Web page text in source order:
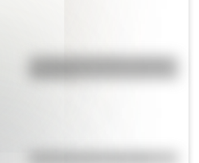
La vida de San Martín contada